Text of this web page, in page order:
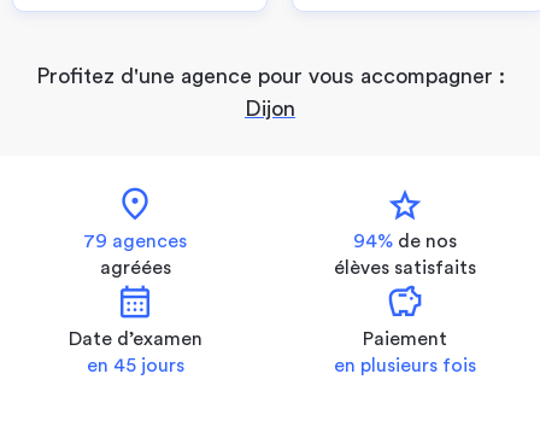
Profitez d'une agence pour vous accompagner :
Dijon
location_on
79 agences
agréées
star
94% de nos
élèves satisfaits
calendar_month
Date d’examen
en 45 jours
savings
Paiement
en plusieurs fois